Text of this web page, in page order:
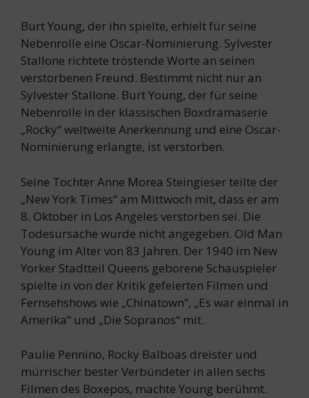
Burt Young, der ihn spielte, erhielt für seine
Nebenrolle eine Oscar-Nominierung. Sylvester
Stallone richtete tröstende Worte an seinen
verstorbenen Freund. Bestimmt nicht nur an
Sylvester Stallone. Burt Young, der für seine
Nebenrolle in der klassischen Boxdramaserie
„Rocky“ weltweite Anerkennung und eine Oscar-
Nominierung erlangte, ist verstorben.
Seine Tochter Anne Morea Steingieser teilte der
„New York Times“ am Mittwoch mit, dass er am
8. Oktober in Los Angeles verstorben sei. Die
Todesursache wurde nicht angegeben. Old Man
Young im Alter von 83 Jahren. Der 1940 im New
Yorker Stadtteil Queens geborene Schauspieler
spielte in von der Kritik gefeierten Filmen und
Fernsehshows wie „Chinatown“, „Es war einmal in
Amerika“ und „Die Sopranos“ mit.
Paulie Pennino, Rocky Balboas dreister und
mürrischer bester Verbündeter in allen sechs
Filmen des Boxepos, machte Young berühmt.